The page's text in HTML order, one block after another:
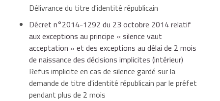
Délivrance du titre d'identité républicain
Décret n°2014-1292 du 23 octobre 2014 relatif
aux exceptions au principe « silence vaut
acceptation » et des exceptions au délai de 2 mois
de naissance des décisions implicites (intérieur)
Refus implicite en cas de silence gardé sur la
demande de titre d'identité républicain par le préfet
pendant plus de 2 mois